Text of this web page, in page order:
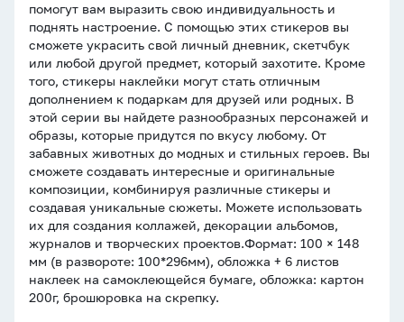
помогут вам выразить свою индивидуальность и
поднять настроение. С помощью этих стикеров вы
сможете украсить свой личный дневник, скетчбук
или любой другой предмет, который захотите. Кроме
того, стикеры наклейки могут стать отличным
дополнением к подаркам для друзей или родных. В
этой серии вы найдете разнообразных персонажей и
образы, которые придутся по вкусу любому. От
забавных животных до модных и стильных героев. Вы
сможете создавать интересные и оригинальные
композиции, комбинируя различные стикеры и
создавая уникальные сюжеты. Можете использовать
их для создания коллажей, декорации альбомов,
журналов и творческих проектов.Формат: 100 × 148
мм (в развороте: 100*296мм), обложка + 6 листов
наклеек на самоклеющейся бумаге, обложка: картон
200г, брошюровка на скрепку.